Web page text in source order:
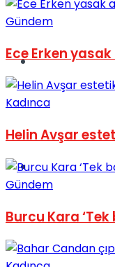
Sinema
Tatil
Gündem
Ece Erken yasak
Kadınca
Helin Avşar
Gündem
Burcu Kara